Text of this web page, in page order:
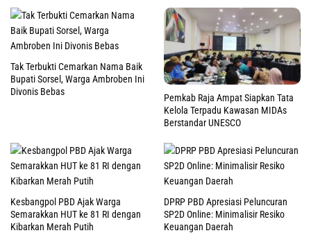
Tak Terbukti Cemarkan Nama Baik
Bupati Sorsel, Warga Ambroben Ini
Divonis Bebas
Pemkab Raja Ampat Siapkan Tata
Kelola Terpadu Kawasan MIDAs
Berstandar UNESCO
Kesbangpol PBD Ajak Warga
Semarakkan HUT ke 81 RI dengan
Kibarkan Merah Putih
DPRP PBD Apresiasi Peluncuran
SP2D Online: Minimalisir Resiko
Keuangan Daerah